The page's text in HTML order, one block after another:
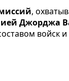
,
Джорджа
войск